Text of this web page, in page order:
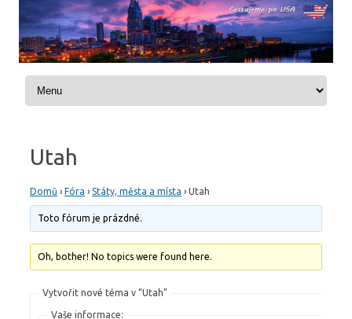
Skip to content
Utah
Domů › Fóra › Státy, města a místa › Utah
Toto fórum je prázdné.
Oh, bother! No topics were found here.
Vytvořit nové téma v “Utah”
Vaše informace: